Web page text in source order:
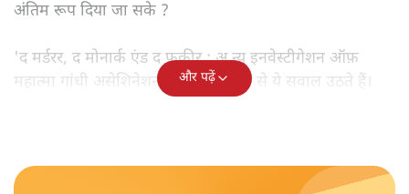
अंतिम रूप दिया जा सके ?
'द मर्डरर, द मोनार्क एंड द फ़कीर : अ न्यू इनवेस्टीगेशन ऑफ़
महात्मा गांधी असेशिनेशन' नामक किताब से ये सवाल उठते हैं।
और पढ़ें